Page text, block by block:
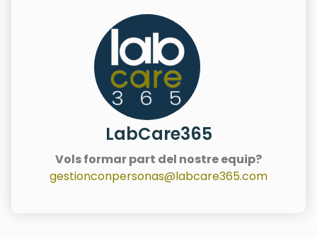
LabCare365
Vols formar part del nostre equip?
gestionconpersonas@labcare365.com